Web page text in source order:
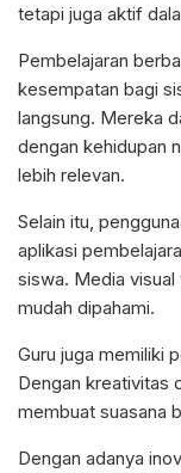
tetapi juga aktif
Pembelajaran
kesempatan bagi
langsung. Mereka
dengan kehidupan
lebih relevan.
Selain itu,
aplikasi
siswa. Media
mudah dipahami.
Guru juga memiliki
Dengan kreativitas
membuat suasana
Dengan adanya